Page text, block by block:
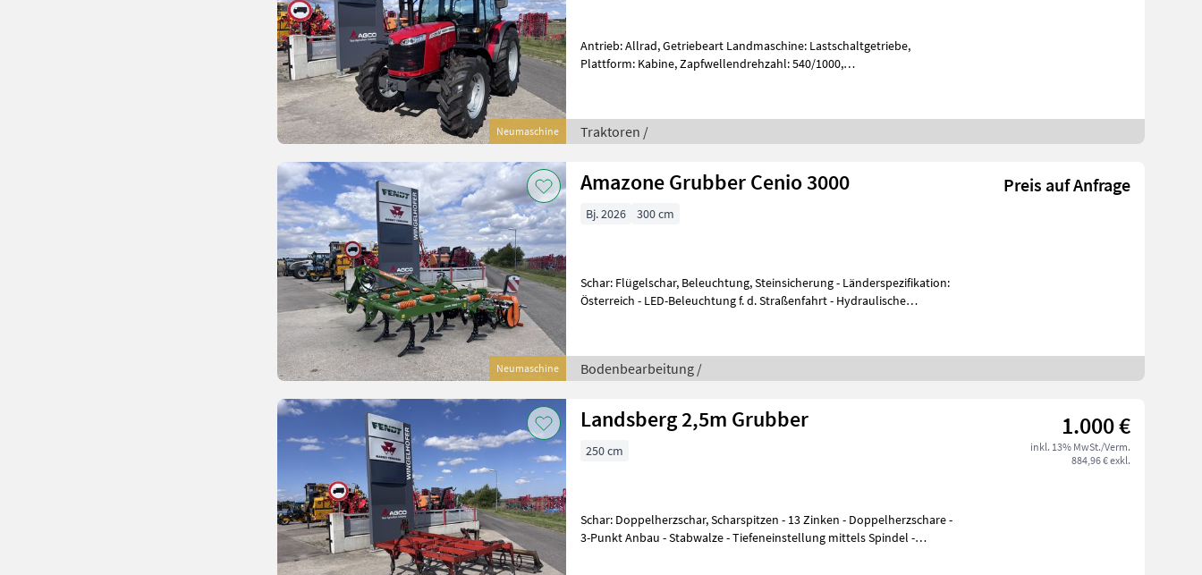
Neumaschine
Antrieb: Allrad, Getriebeart Landmaschine: Lastschaltgetriebe,
Plattform: Kabine, Zapfwellendrehzahl: 540/1000,
Traktoren /
Neumaschine
Amazone Grubber Cenio 3000 Preis auf Anfrage
Bj. 2026 300 cm
Schar: Flügelschar, Beleuchtung, Steinsicherung - Länderspezifikation:
Österreich - LED-Beleuchtung f. d. Straßenfahrt - Hydraulische
Bodenbearbeitung /
Landsberg 2,5m Grubber 1.000 €
inkl. 13% MwSt./Verm.
884,96 € exkl.
250 cm
Schar: Doppelherzschar, Scharspitzen - 13 Zinken - Doppelherzschare -
3-Punkt Anbau - Stabwalze - Tiefeneinstellung mittels Spindel -